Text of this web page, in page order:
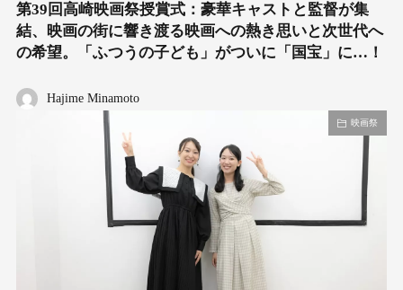
第39回高崎映画祭授賞式：豪華キャストと監督が集
結、映画の街に響き渡る映画への熱き思いと次世代へ
の希望。「ふつうの子ども」がついに「国宝」に…！
Hajime Minamoto
映画祭